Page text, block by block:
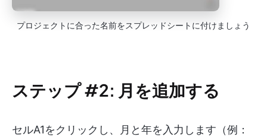
プロジェクトに合った名前をスプレッドシートに付けましょう
ステップ #2: 月を追加する
セルA1をクリックし、月と年を入力します（例：